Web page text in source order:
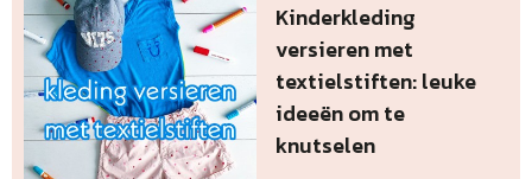
Kinderkleding
versieren met
textielstiften: leuke
ideeën om te
knutselen